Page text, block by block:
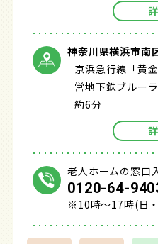
神奈川県横浜市南
京浜急行線「黄
営地下鉄ブルー
約6分
老人ホームの窓口
0120-64-
※10時～17時(日